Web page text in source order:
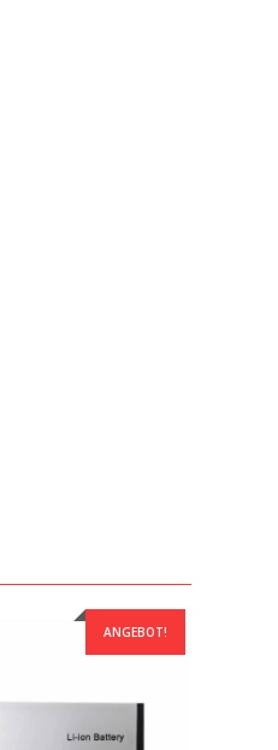
ANGEBOT!